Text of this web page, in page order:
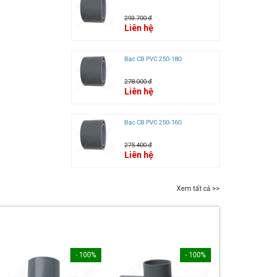
293.700 đ
Liên hệ
Bạc CB PVC 250-180
278.000 đ
Liên hệ
Bạc CB PVC 250-160
275.400 đ
Liên hệ
Xem tất cả >>
- 100% - 100%